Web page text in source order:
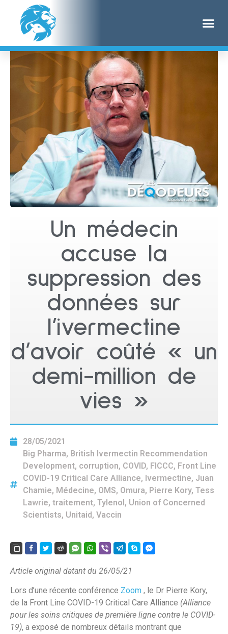
Un médecin
accuse la
suppression des
données sur
l’ivermectine
d’avoir coûté « un
demi-million de
vies »
28/05/2021
Big Pharma, British Ivermectin Recommendation
Development, corruption, COVID, FlCCC, Front Line
COVID-19 Critical Care Alliance, Ivermectine, Juan
Chamie, Médecine, OMS, Omura, Pierre Kory, Tess
Lawrie, traitement, Tylenol, Union of Concerned
Scientists, Unitaid, Vaccin
Article original datant du 26/05/21
Lors d’une récente conférence Zoom , le Dr Pierre Kory,
de la Front Line COVID-19 Critical Care Alliance (Alliance
pour les soins critiques de première ligne contre le COVID-
19), a exposé de nombreux détails montrant que